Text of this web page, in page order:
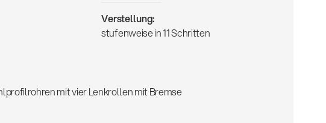
Verstellung:
stufenweise in 11 Schritten
mit vier Lenkrollen mit Bremse